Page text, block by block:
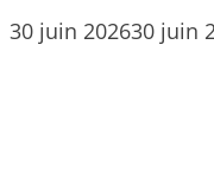
30 juin 202630 juin